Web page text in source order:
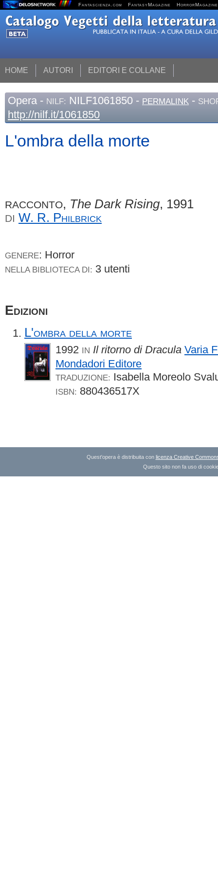
Fantascienza.com FantasyMagazine HorrorMagazine
HOME AUTORI EDITORI E COLLANE
Opera - NILF: NILF1061850 - PERMALINK -
http://nilf.it/1061850
L'ombra della morte
RACCONTO, The Dark Rising, 1991
DI W. R. Philbrick
GENERE: Horror
NELLA BIBLIOTECA DI: 3 utenti
Edizioni
L'ombra della morte
1992 IN Il ritorno di Dracula Varia
Mondadori Editore
TRADUZIONE: Isabella Moreolo
ISBN: 880436517X
Quest'opera è distribuita con licenza Creative
Questo sito non fa uso di